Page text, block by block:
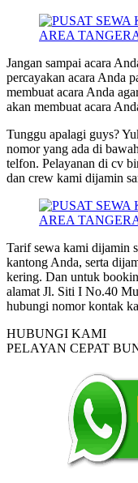
Jangan sampai acara
percayakan acara Anda
membuat acara Anda
akan membuat acara
Tunggu apalagi guys?
nomor yang ada di
telfon. Pelayanan di cv
dan crew kami dijamin
Tarif sewa kami dijamin
kantong Anda, serta
kering. Dan untuk
alamat Jl. Siti I No.40
hubungi nomor kontak
HUBUNGI KAMI
PELAYAN CEPAT